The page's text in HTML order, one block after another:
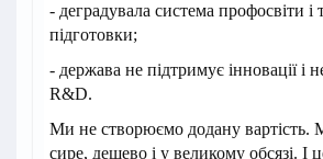
- деградувала система профосвіти і
підготовки;
- держава не підтримує інновації і
R&D.
Ми не створюємо додану вартість.
сире, дешево і у великому обсязі.